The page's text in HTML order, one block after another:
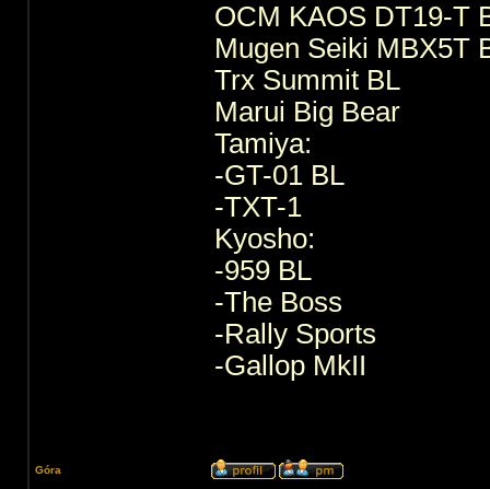
OCM KAOS DT19-T
Mugen Seiki MBX5T
Trx Summit BL
Marui Big Bear
Tamiya:
-GT-01 BL
-TXT-1
Kyosho:
-959 BL
-The Boss
-Rally Sports
-Gallop MkII
Góra